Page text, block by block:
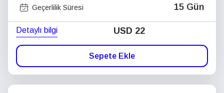
Geçerlilik Süresi 15 Gün
Detaylı bilgi USD 22
Sepete Ekle